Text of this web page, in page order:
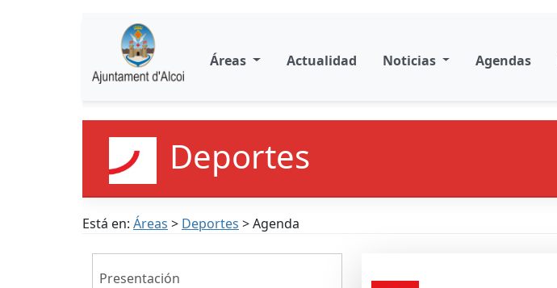
Áreas Actualidad Noticias Agendas
Deportes
Está en: Áreas > Deportes > Agenda
Presentación